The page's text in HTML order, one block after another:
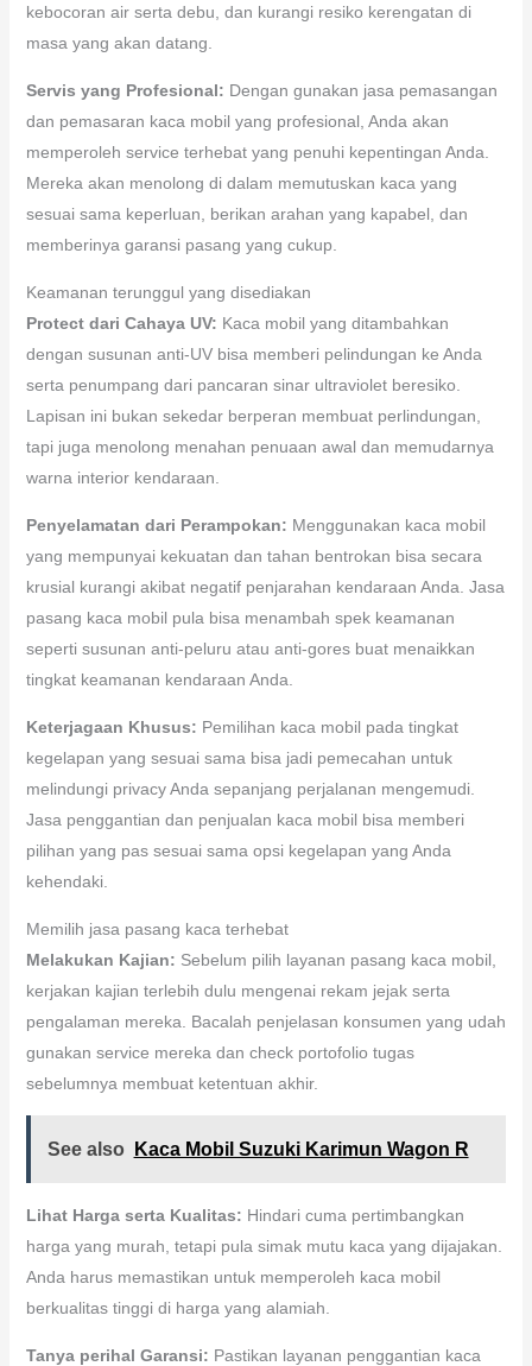
kebocoran air serta debu, dan kurangi resiko kerengatan di
masa yang akan datang.
Servis yang Profesional: Dengan gunakan jasa pemasangan
dan pemasaran kaca mobil yang profesional, Anda akan
memperoleh service terhebat yang penuhi kepentingan Anda.
Mereka akan menolong di dalam memutuskan kaca yang
sesuai sama keperluan, berikan arahan yang kapabel, dan
memberinya garansi pasang yang cukup.
Keamanan terunggul yang disediakan
Protect dari Cahaya UV: Kaca mobil yang ditambahkan
dengan susunan anti-UV bisa memberi pelindungan ke Anda
serta penumpang dari pancaran sinar ultraviolet beresiko.
Lapisan ini bukan sekedar berperan membuat perlindungan,
tapi juga menolong menahan penuaan awal dan memudarnya
warna interior kendaraan.
Penyelamatan dari Perampokan: Menggunakan kaca mobil
yang mempunyai kekuatan dan tahan bentrokan bisa secara
krusial kurangi akibat negatif penjarahan kendaraan Anda. Jasa
pasang kaca mobil pula bisa menambah spek keamanan
seperti susunan anti-peluru atau anti-gores buat menaikkan
tingkat keamanan kendaraan Anda.
Keterjagaan Khusus: Pemilihan kaca mobil pada tingkat
kegelapan yang sesuai sama bisa jadi pemecahan untuk
melindungi privacy Anda sepanjang perjalanan mengemudi.
Jasa penggantian dan penjualan kaca mobil bisa memberi
pilihan yang pas sesuai sama opsi kegelapan yang Anda
kehendaki.
Memilih jasa pasang kaca terhebat
Melakukan Kajian: Sebelum pilih layanan pasang kaca mobil,
kerjakan kajian terlebih dulu mengenai rekam jejak serta
pengalaman mereka. Bacalah penjelasan konsumen yang udah
gunakan service mereka dan check portofolio tugas
sebelumnya membuat ketentuan akhir.
See also Kaca Mobil Suzuki Karimun Wagon R
Lihat Harga serta Kualitas: Hindari cuma pertimbangkan
harga yang murah, tetapi pula simak mutu kaca yang dijajakan.
Anda harus memastikan untuk memperoleh kaca mobil
berkualitas tinggi di harga yang alamiah.
Tanya perihal Garansi: Pastikan layanan penggantian kaca